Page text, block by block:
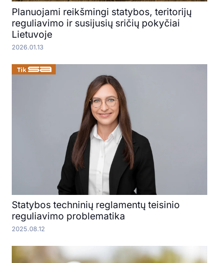
Planuojami reikšmingi statybos, teritorijų
reguliavimo ir susijusių sričių pokyčiai
Lietuvoje
2026.01.13
Statybos techninių reglamentų teisinio
reguliavimo problematika
2025.08.12